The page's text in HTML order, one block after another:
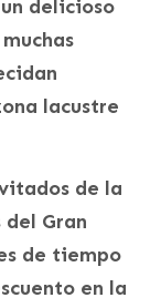
delicioso
lacustre
de la
Gran
de tiempo
en la